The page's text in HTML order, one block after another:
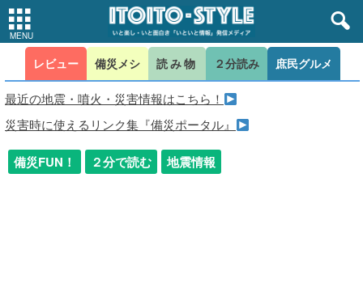
レビュー 備災メシ 読み物 ２分読み 庶民グルメ
最近の地震・噴火・災害情報はこちら！
災害時に使えるリンク集『備災ポータル』
備災FUN！ ２分で読む 地震情報